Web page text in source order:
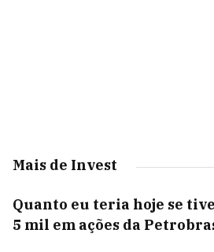
Mais de Invest
Quanto eu teria hoje se
5 mil em ações da